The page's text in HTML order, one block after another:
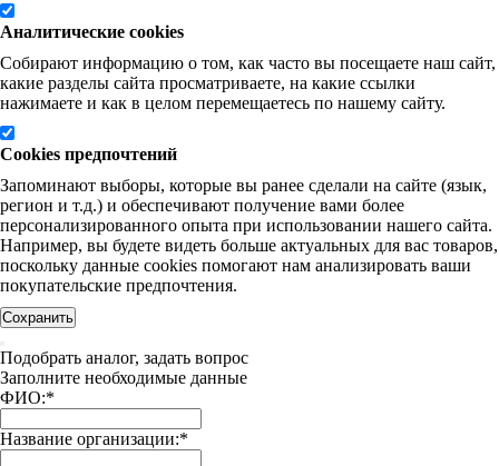
Аналитические cookies
Собирают информацию о том, как часто вы посещаете наш сайт,
какие разделы сайта просматриваете, на какие ссылки
нажимаете и как в целом перемещаетесь по нашему сайту.
Cookies предпочтений
Запоминают выборы, которые вы ранее сделали на сайте (язык,
регион и т.д.) и обеспечивают получение вами более
персонализированного опыта при использовании нашего сайта.
Например, вы будете видеть больше актуальных для вас товаров,
поскольку данные cookies помогают нам анализировать ваши
покупательские предпочтения.
Сохранить
Подобрать аналог, задать вопрос
Заполните необходимые данные
ФИО:*
Название организации:*